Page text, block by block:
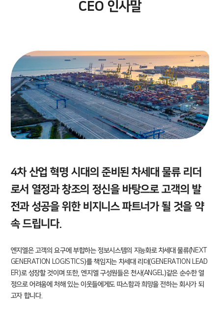
CEO 인사말
4차 산업 혁명 시대의 준비된 차세대 물류 리더
로서 열정과 창조의 정신을 바탕으로 고객의 발
전과 성공을 위한 비지니스 파트너가 될 것을 약
속 드립니다.
엔지엘은 고객의 요구에 부합하는 정보시스템의 지능화로 차세대 물류(NEXT
GENERATION LOGISTICS)를 책임지는 차세대 리더(GENERATION LEAD
ER)로 성장할 것이며 또한, 엔지엘 구성원들은 천사(ANGEL)같은 순수한 열
정으로 어려움에 처해 있는 이웃들에게도 따스함과 희망을 전하는 회사가 되
고자 합니다.